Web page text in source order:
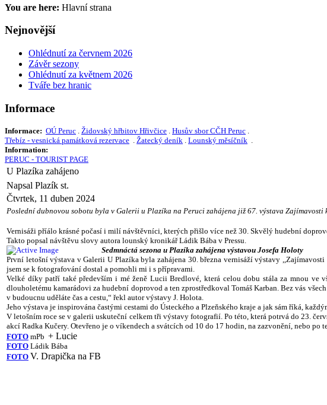
You are here: Hlavní strana
Nejnovější
Ohlédnutí za červnem 2026
Závěr sezony
Ohlédnutí za květnem 2026
Tváře bez hranic
Informace
Informace: OÚ Peruc Židovský hřbitov Hřivčice Husův sbor CČH Peruc
Třebíz - vesnická památková rezervace
Žatecký deník Lounský měsíčník
Information:
PERUC - TOURIST PAGE
U Plazíka zahájeno
Napsal Plazík st.
Čtvrtek, 11 duben 2024
Poslední dubnovou sobotu byla v Galerii u Plazíka na Peruci zahájena již 67. výstava Zajímavosti
Vernisáži příálo krásné počasí i milí návštěvníci, kterých přišlo více než 30. Skvělý hudební
Takto popsal návštěvu slovy autora lounský kronikář Ládik Bába v Pressu.
Sedmnáctá sezona u Plazíka zahájena výstavou Josefa Holoty
První letošní výstava v Galerii U Plazíka byla zahájena 30. března vernisáží výstavy
jsem se k fotografování dostal a pomohli mi i s přípravami.
Velké díky patří také především i mé ženě Lucii Bredlové, která celou dobu stála za mnou
dlouholetému kamarádovi za hudební doprovod a ten zprostředkoval Tomáš Karban. Bez vás
v budoucnu uděláte čas a cestu,“ řekl autor výstavy J. Holota.
Jeho výstava je inspirována častými cestami do Ústeckého a Plzeňského kraje a jak sám říká,
V letošním roce se v galerii uskuteční celkem tři výstavy fotografií. Po této, která potrvá do 23.
akcí Radka Kučery. Otevřeno je o víkendech a svátcích od 10 do 17 hodin, na zazvonění, nebo po
FOTO mPb + Lucie
FOTO Ládik Bába
FOTO V. Drapička na FB